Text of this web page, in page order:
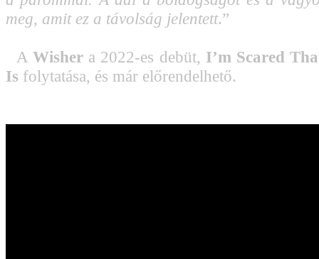
meg, amit ez a távolság jelentett.”
A Wishera 2022-es debüt, I’m Scared
Is folytatása, és már előrendelhető.